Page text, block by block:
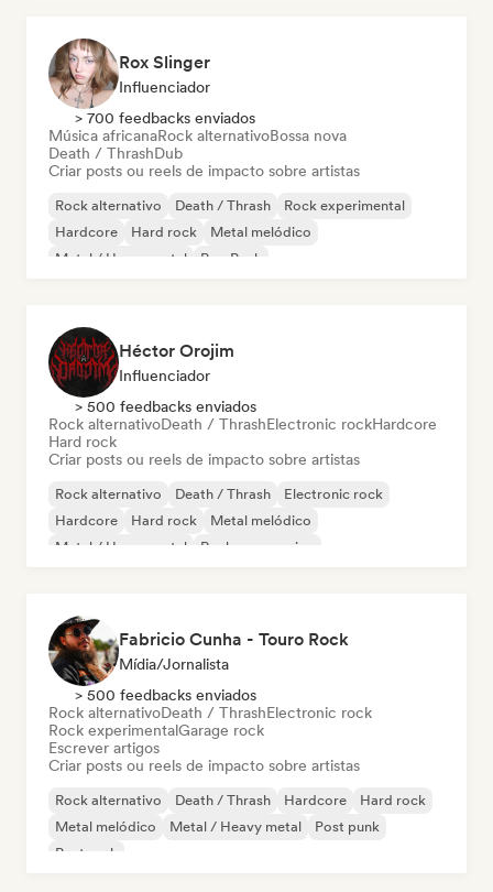
Rox Slinger
Influenciador
> 700 feedbacks enviados
Música africanaRock alternativoBossa nova
Death / ThrashDub
Criar posts ou reels de impacto sobre artistas
Rock alternativo Death / Thrash
Rock experimental
Hardcore
Hard rock
Metal melódico
Metal / Heavy metal
Pop Punk
Héctor Orojim
Influenciador
> 500 feedbacks enviados
Rock alternativoDeath / ThrashElectronic rockHardcore
Hard rock
Criar posts ou reels de impacto sobre artistas
Rock alternativo Death / Thrash
Electronic rock
Hardcore
Hard rock
Metal melódico
Metal / Heavy metal
Rock progressivo
Fabricio Cunha - Touro Rock
Mídia/Jornalista
> 500 feedbacks enviados
Rock alternativoDeath / ThrashElectronic rock
Rock experimentalGarage rock
Escrever artigos
Criar posts ou reels de impacto sobre artistas
Rock alternativo Death / Thrash Hardcore
Hard rock
Metal melódico
Metal / Heavy metal
Post punk
Post rock